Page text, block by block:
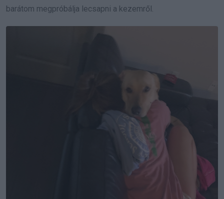
barátom megpróbálja lecsapni a kezemről.